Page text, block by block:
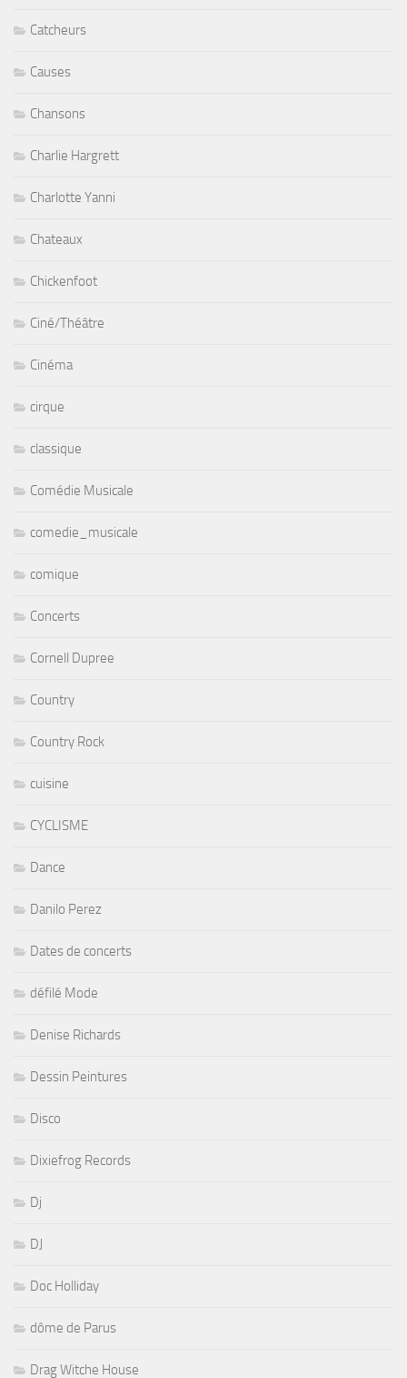
Catcheurs
Causes
Chansons
Charlie Hargrett
Charlotte Yanni
Chateaux
Chickenfoot
Ciné/Théâtre
Cinéma
cirque
classique
Comédie Musicale
comedie_musicale
comique
Concerts
Cornell Dupree
Country
Country Rock
cuisine
CYCLISME
Dance
Danilo Perez
Dates de concerts
défilé Mode
Denise Richards
Dessin Peintures
Disco
Dixiefrog Records
Dj
DJ
Doc Holliday
dôme de Parus
Drag Witche House